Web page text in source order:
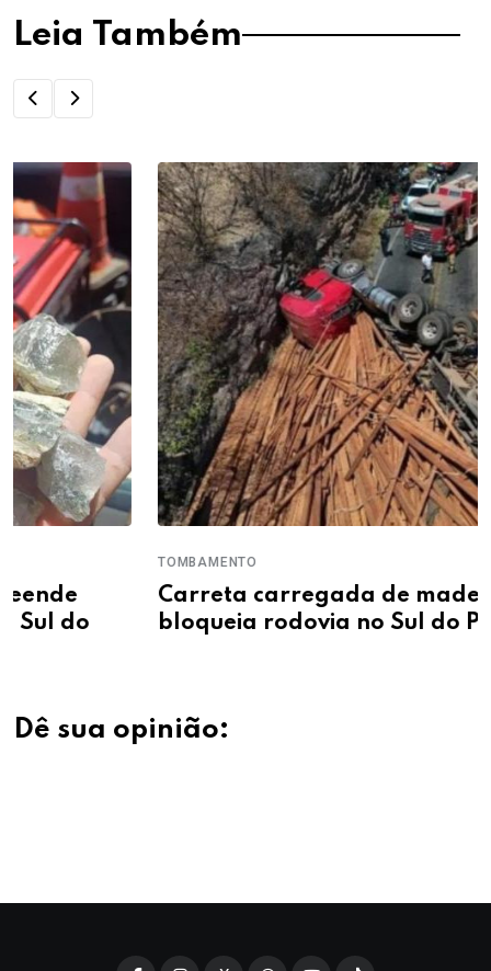
Leia Também
Carreta carregada de madeira tomba e
bloqueia rodovia no Sul do Piauí
Dê sua opinião: